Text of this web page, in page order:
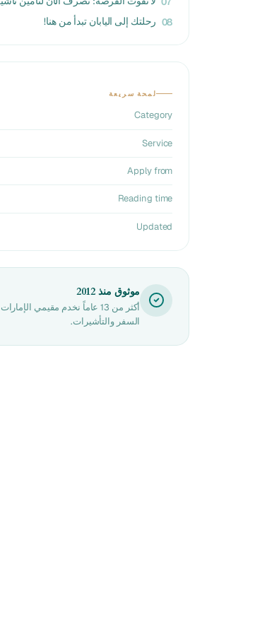
08 رحلتك إلى اليابان تبدأ من هنا!
لمحة سريعة
Category
Service
Apply from
Reading time
Updated
موثوق منذ 2012
أكثر من 13 عاماً نخدم مقيمي
السفر والتأشيرات.